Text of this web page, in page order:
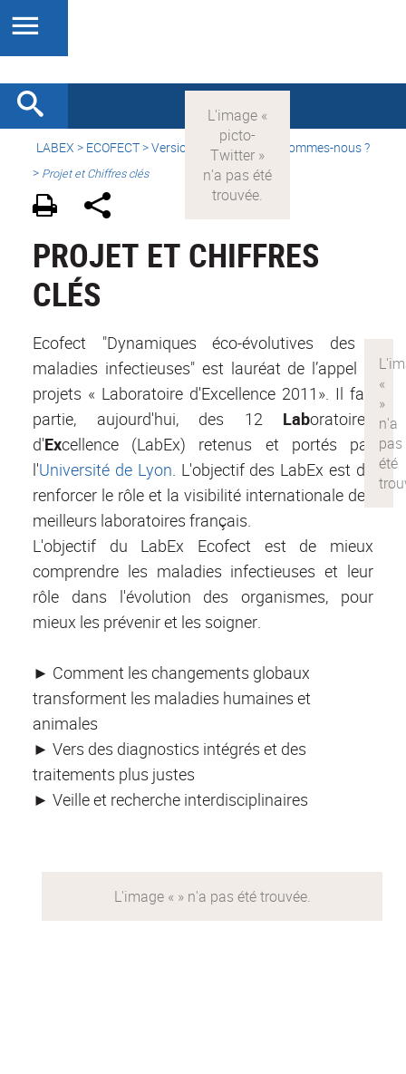
LABEX > ECOFECT>Version française
> Qui sommes-nous ?
> Projet et Chiffres clés
PROJET ET CHIFFRES
CLÉS
Ecofect "Dynamiques éco-évolutives des
maladies infectieuses" est lauréat de l’appel à
projets « Laboratoire d'Excellence 2011». Il fait
partie, aujourd'hui, des 12 Laboratoires
d'Excellence (LabEx) retenus et portés par
l'Université de Lyon. L'objectif des LabEx est de
renforcer le rôle et la visibilité internationale des
meilleurs laboratoires français.
L'objectif du LabEx Ecofect est de mieux
comprendre les maladies infectieuses et leur
rôle dans l'évolution des organismes, pour
mieux les prévenir et les soigner.
► Comment les changements globaux
transforment les maladies humaines et
animales
► Vers des diagnostics intégrés et des
traitements plus justes
► Veille et recherche interdisciplinaires